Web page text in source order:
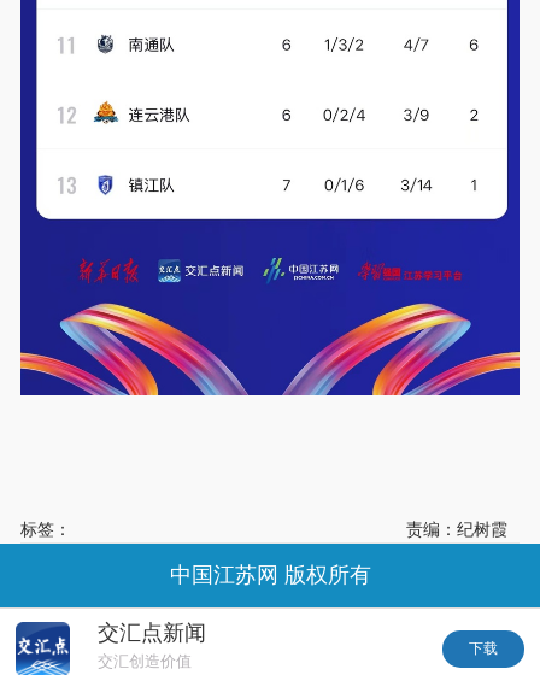
标签： 责编：纪树霞
交汇点新闻
交汇创造价值
下载
中国江苏网 版权所有